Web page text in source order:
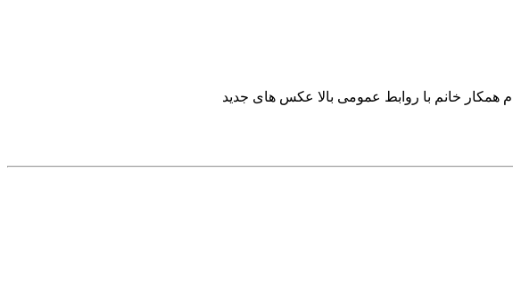
همکار خانم با روابط عمومی بالا عکس های جدید